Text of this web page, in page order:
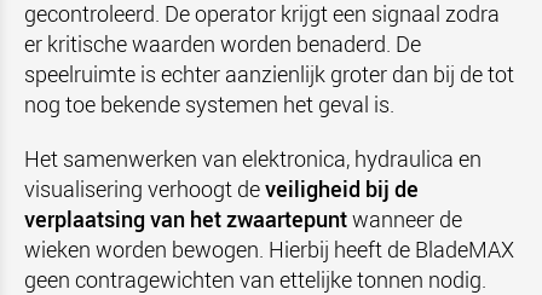
gecontroleerd. De operator krijgt een signaal zodra
er kritische waarden worden benaderd. De
speelruimte is echter aanzienlijk groter dan bij de tot
nog toe bekende systemen het geval is.
Het samenwerken van elektronica, hydraulica en
visualisering verhoogt deveiligheid bij de
verplaatsing van het zwaartepuntwanneer de
wieken worden bewogen. Hierbij heeft de BladeMAX
geen contragewichten van ettelijke tonnen nodig.